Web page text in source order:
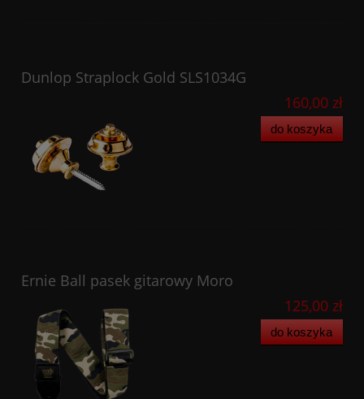
Dunlop Straplock Gold SLS1034G
160,00 zł
do koszyka
Ernie Ball pasek gitarowy Moro
125,00 zł
do koszyka